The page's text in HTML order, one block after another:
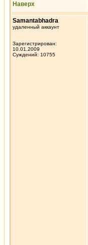
Наверх
Samantabhadra
удаленный аккаунт
Зарегистрирован:
10.01.2009
Суждений: 10755